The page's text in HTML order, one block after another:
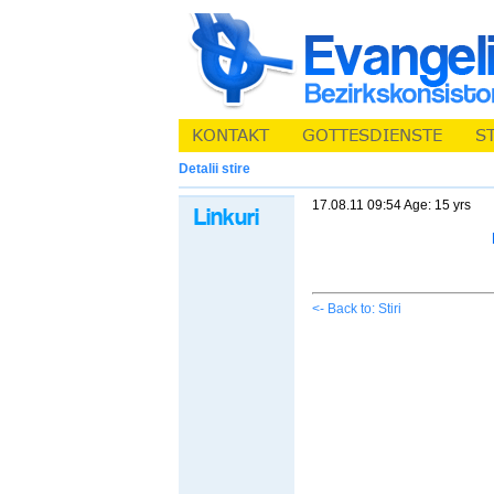
Detalii stire
17.08.11 09:54 Age: 15 yrs
<- Back to: Stiri